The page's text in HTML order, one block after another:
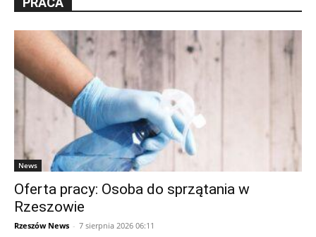
News
Oferta pracy: Osoba do sprzątania w
Rzeszowie
Rzeszów News - 7 sierpnia 2026 06:11